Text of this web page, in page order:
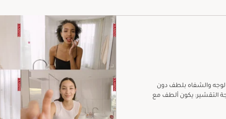
والشفاه بلطف دون
التقشير: يكون ألطف مع